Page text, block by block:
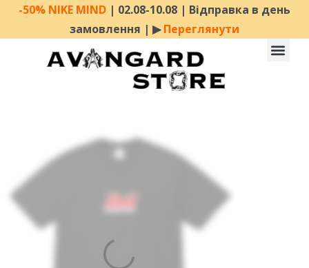
-50% NIKE MIND | 02.08-10.08 | Відправка в день
замовлення | ▶︎Переглянути